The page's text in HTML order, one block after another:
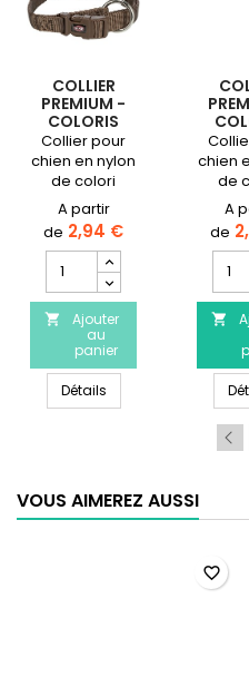
- Coloris Indigo
COLLIER
PREMIUM -
COLORIS
NOISETTE
Collier pour
chien en nylon
de colori
noisette
disponible en
plusieurs
tailles.
2,94 €
quantité
du
produit
Collier
Premium
-
Coloris

Ajouter
au
panier
DétailsCollier Premium -
chien
de
du
-

VOUS AIMEREZ AUSSI
favorite_border